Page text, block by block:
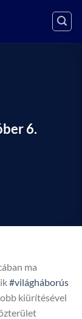
6.
ma
#világháborús
kiürítésével